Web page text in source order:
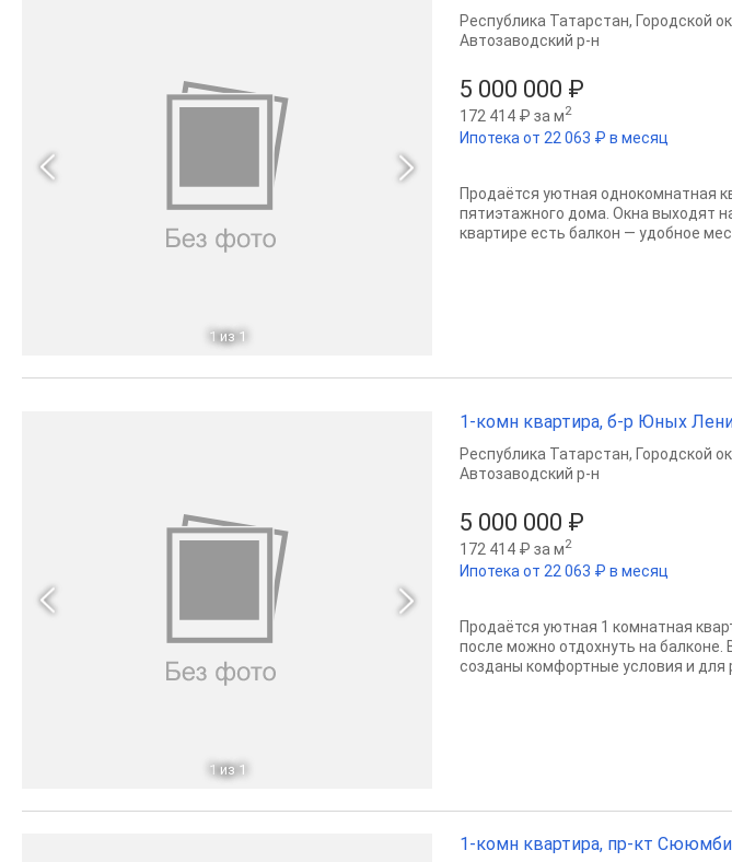
1 из 1
5 000 000 ₽
172 414 ₽ за м2
Ипотека от 22 063 ₽ в месяц
Республика Татарстан, Городской
Автозаводский р-н
Продаётся уютная однокомнатная
пятиэтажного дома. Окна выходят
квартире есть балкон — удобное
1 из 1
1-комн квартира, б-р Юных
5 000 000 ₽
172 414 ₽ за м2
Ипотека от 22 063 ₽ в месяц
Республика Татарстан, Городской
Автозаводский р-н
Продаётся уютная 1 комнатная
после можно отдохнуть на
созданы комфортные условия и для
1-комн квартира, пр-кт